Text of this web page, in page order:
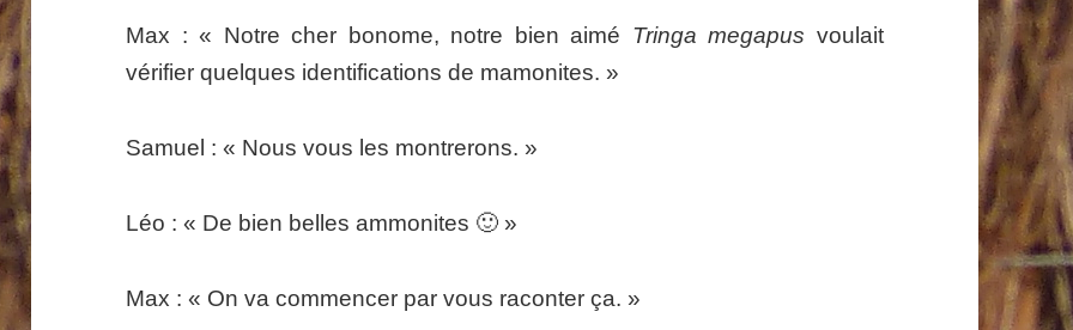
Max : « Notre cher bonome, notre bien aimé Tringa megapus voulait
vérifier quelques identifications de mamonites. »
Samuel : « Nous vous les montrerons. »
Léo : « De bien belles ammonites 🙂 »
Max : « On va commencer par vous raconter ça. »